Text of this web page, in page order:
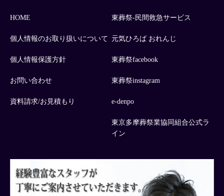
HOME
個人情報のお取り扱いについて
個人情報保護方針
お問い合わせ
資料請求/お見積もり
東葬祭-民間救急サービス
元気ひろば おれんじ
東葬祭facebook
東葬祭instagram
e-denpo
東京多摩葬祭業協同組合公式ラ
イン